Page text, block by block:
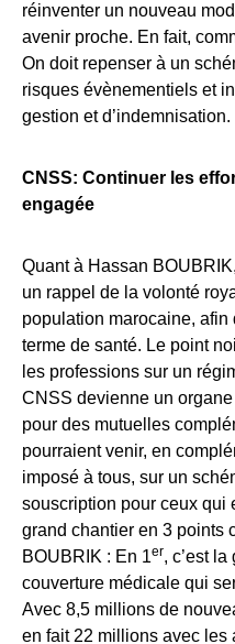
réinventer un nouveau
avenir proche. En fait,
On doit repenser à un
risques évènementiels et
gestion et d’indemnisation.
CNSS: Continuer les
engagée
Quant à Hassan
un rappel de la volonté
population marocaine, afin
terme de santé. Le point
les professions sur un
CNSS devienne un
pour des mutuelles
pourraient venir, en
imposé à tous, sur un
souscription pour ceux qui
grand chantier en 3 points
BOUBRIK : En 1er, c’est
couverture médicale qui
Avec 8,5 millions de
en fait 22 millions avec les